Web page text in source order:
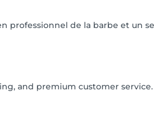
professionnel de la barbe et un
and premium customer